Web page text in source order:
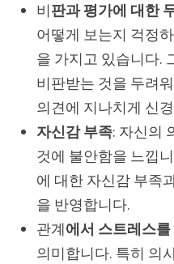
비판과 평가에 대한
어떻게 보는지 걱정
을 가지고 있습니다.
비판받는 것을 두려
의견에 지나치게 신
자신감 부족: 자신의
것에 불안함을 느낍
에 대한 자신감 부족
을 반영합니다.
관계에서 스트레스
의미합니다. 특히 의